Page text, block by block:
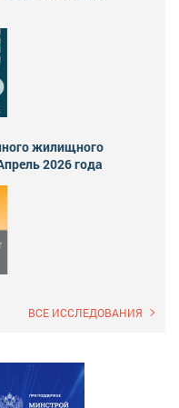
жилищного
2026 года
ВСЕ ИССЛЕДОВАНИЯ